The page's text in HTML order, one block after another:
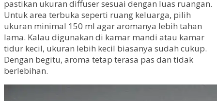
pastikan ukuran diffuser sesuai dengan luas ruangan.
Untuk area terbuka seperti ruang keluarga, pilih
ukuran minimal 150 ml agar aromanya lebih tahan
lama. Kalau digunakan di kamar mandi atau kamar
tidur kecil, ukuran lebih kecil biasanya sudah cukup.
Dengan begitu, aroma tetap terasa pas dan tidak
berlebihan.